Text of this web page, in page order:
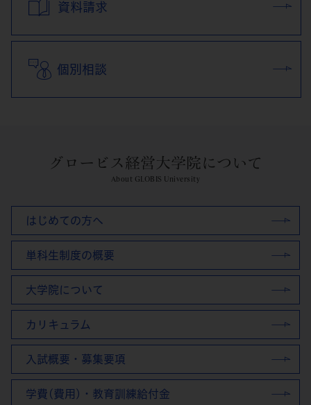
資料請求
個別相談
グロービス経営大学院について
About GLOBIS University
はじめての方へ
単科生制度の概要
大学院について
カリキュラム
入試概要・募集要項
学費(費用)・教育訓練給付金